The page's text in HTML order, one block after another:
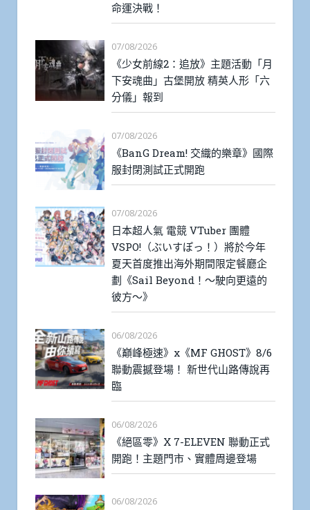
命運決戰！
07/08/2026
《少女前線2：追放》主題活動「月
下安魂曲」古堡開放 精英人形「六
分儀」報到
07/08/2026
《BanG Dream! 交織的樂章》國際
服封閉測試正式開跑
07/08/2026
日本超人氣 電競 VTuber 團體
VSPO!（ぶいすぽっ！）將於今年
夏天首度推出海外期間限定餐廳企
劃《Sail Beyond！～駛向更遠的
彼方～》
06/08/2026
《巔峰極速》x《MF GHOST》8/6
聯動震撼登場！ 新世代山路傳說再
臨
06/08/2026
《絕區零》X 7-ELEVEN 聯動正式
開跑！主題門市、實體周邊登場
06/08/2026